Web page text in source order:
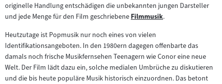
originelle Handlung entschädigen die unbekannten jungen Darsteller
und jede Menge für den Film geschriebeneZum
Inhalt:
Filmmusik.
Heutzutage ist Popmusik nur noch eines von vielen
Identifikationsangeboten. In den 1980ern dagegen offenbarte das
damals noch frische Musikfernsehen Teenagern wie Conor eine neue
Welt. Der Film lädt dazu ein, solche medialen Umbrüche zu diskutieren
und die bis heute populäre Musik historisch einzuordnen. Das betont